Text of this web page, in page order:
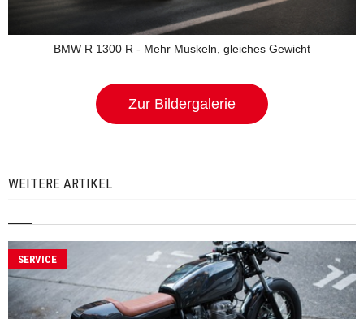
BMW R 1300 R - Mehr Muskeln, gleiches Gewicht
Zur Bildergalerie
WEITERE ARTIKEL
SERVICE